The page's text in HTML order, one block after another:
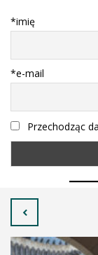
*imię
*e-mail
Przechodząc